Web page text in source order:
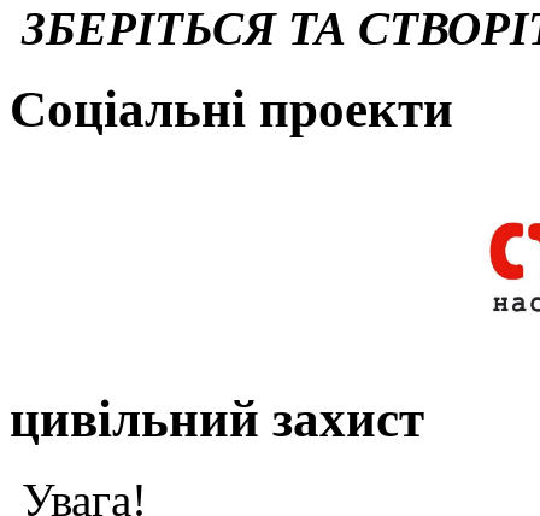
ЗБЕРІТЬСЯ ТА
Соціальні проекти
цивільний захист
Увага!